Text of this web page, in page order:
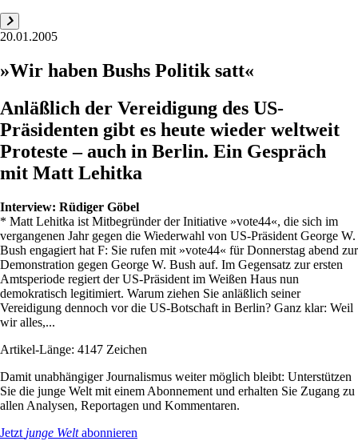
20.01.2005
»Wir haben Bushs Politik satt«
Anläßlich der Vereidigung des US-
Präsidenten gibt es heute wieder weltweit
Proteste – auch in Berlin. Ein Gespräch
mit Matt Lehitka
Interview: Rüdiger Göbel
* Matt Lehitka ist Mitbegründer der Initiative »vote44«, die sich im
vergangenen Jahr gegen die Wiederwahl von US-Präsident George W.
Bush engagiert hat F: Sie rufen mit »vote44« für Donnerstag abend zur
Demonstration gegen George W. Bush auf. Im Gegensatz zur ersten
Amtsperiode regiert der US-Präsident im Weißen Haus nun
demokratisch legitimiert. Warum ziehen Sie anläßlich seiner
Vereidigung dennoch vor die US-Botschaft in Berlin? Ganz klar: Weil
wir alles,...
Artikel-Länge: 4147 Zeichen
Damit unabhängiger Journalismus weiter möglich bleibt: Unterstützen
Sie die junge Welt mit einem Abonnement und erhalten Sie Zugang zu
allen Analysen, Reportagen und Kommentaren.
Jetzt junge Weltabonnieren